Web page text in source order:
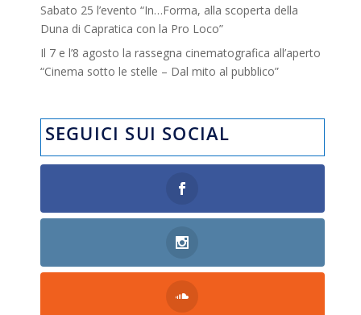
Sabato 25 l’evento “In…Forma, alla scoperta della
Duna di Capratica con la Pro Loco”
Il 7 e l’8 agosto la rassegna cinematografica all’aperto
“Cinema sotto le stelle – Dal mito al pubblico”
SEGUICI SUI SOCIAL